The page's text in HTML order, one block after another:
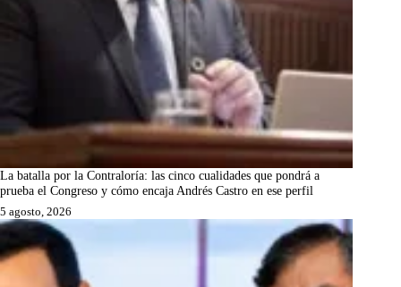
La batalla por la Contraloría: las cinco cualidades que pondrá a
prueba el Congreso y cómo encaja Andrés Castro en ese perfil
5 agosto, 2026